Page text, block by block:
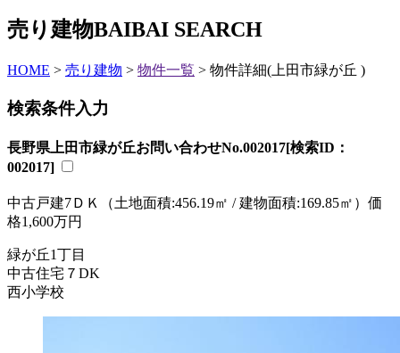
売り建物BAIBAI SEARCH
HOME > 売り建物 > 物件一覧 > 物件詳細(上田市緑が丘 )
検索条件入力
長野県上田市緑が丘お問い合わせNo.002017[検索ID：
002017]
中古戸建7ＤＫ （土地面積:456.19㎡ / 建物面積:169.85㎡） 価
格1,600万円
緑が丘1丁目
中古住宅７DK
西小学校